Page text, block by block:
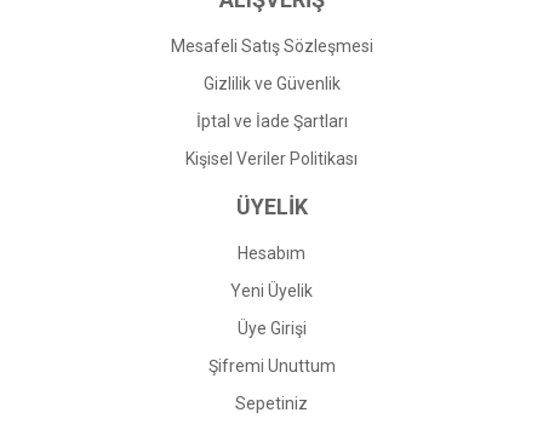
Mesafeli Satış Sözleşmesi
Gizlilik ve Güvenlik
İptal ve İade Şartları
Kişisel Veriler Politikası
ÜYELİK
Hesabım
Yeni Üyelik
Üye Girişi
Şifremi Unuttum
Sepetiniz